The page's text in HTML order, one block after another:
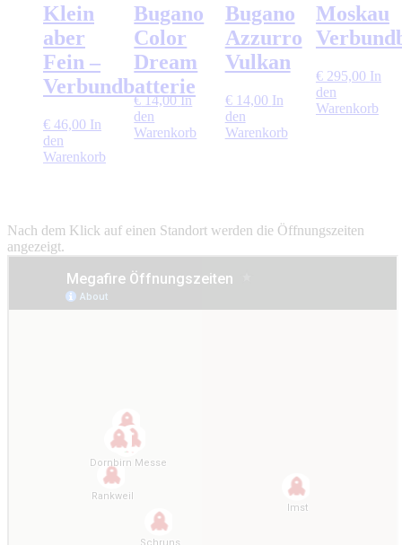
Klein
aber
Fein –
Verbundbatterie
€ 46,00 In
den
Warenkorb
Bugano
Color
Dream
€14,00 In
den
Warenkorb
Bugano
Azzurro
Vulkan
€14,00 In
den
Warenkorb
Moskau
€295,00 In
den
Warenkorb
Nach dem Klick auf einen Standort werden die Öffnungszeiten
angezeigt.